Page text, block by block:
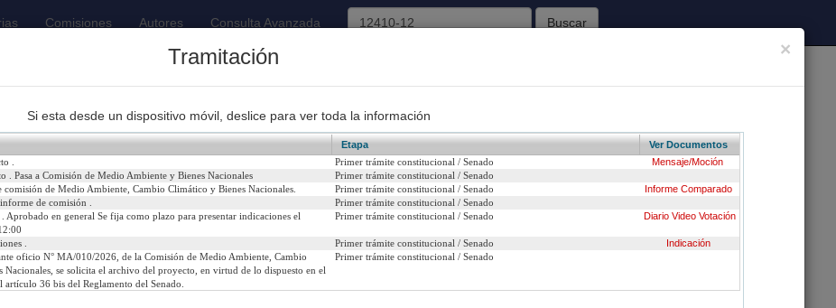
Comisiones Autores Consulta Avanzada Buscar
Proyectos de Ley Despachados 93 Sesiones Celebradas 62
iniciado en moción de los Honorables Senadores señor De Urresti, señora Goic y señor Bianchi, para limitar las obras
en las áreas silvestres protegidas.
2019 Urgencia Actual: Sin urgencia
Iniciativa: Moción
×
Tramitación
Si esta desde un dispositivo móvil, deslice para ver toda la información
Etapa
Ver Documentos
. Primer trámite constitucional / Senado
Mensaje/Moción
. Pasa a Comisión de Medio Ambiente y Bienes Nacionales
Primer trámite constitucional / Senado
de Medio Ambiente, Cambio Climático y Bienes Nacionales. Primer trámite constitucional / Senado Informe Comparado
de comisión .
Primer trámite constitucional / Senado
Aprobado en general Se fija como plazo para presentar indicaciones el
Primer trámite constitucional / Senado Diario Video Votación
. Primer trámite constitucional / Senado
Indicación
oficio N° MA/010/2026, de la Comisión de Medio Ambiente, Cambio
Nacionales, se solicita el archivo del proyecto, en virtud de lo dispuesto en el
artículo 36 bis del Reglamento del Senado.
Primer trámite constitucional / Senado